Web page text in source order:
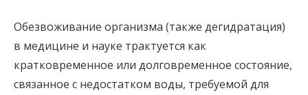
Обезвоживание организма (также дегидратация)
в медицине и науке трактуется как
кратковременное или долговременное состояние,
связанное с недостатком воды, требуемой для